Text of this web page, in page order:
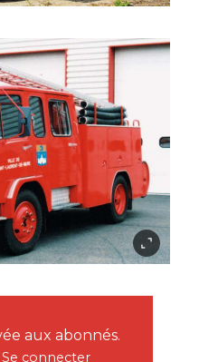
aux abonnés.
Se connecter